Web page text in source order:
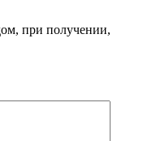
при получении,